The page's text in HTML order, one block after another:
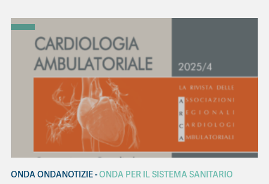
ONDA ONDANOTIZIE ONDA PER IL SISTEMA SANITARIO